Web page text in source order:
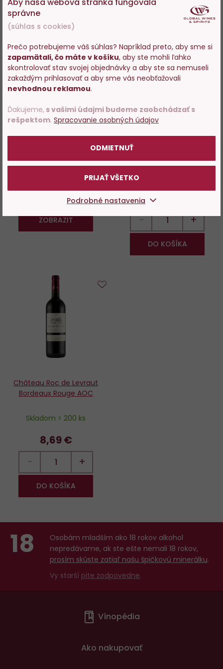
Neprodejné
ZOBRAZIT
Do
obľúbených
233,29 €
− +
DO KOŠÍKA
Château Roc de Levraut
Bordeaux Rouge AOC
Skladom > 200 ks
8,69 €
− +
DO KOŠÍKA
správne
(súhlas s cookies)
Prečo potrebujeme váš súhlas? Napríklad preto, aby sme si
zapamätali, čo máte v košíku, aby ste mohli ľahko
skontrolovať stav svojej objednávky a aby ste sa nemuseli
zakaždým prihlasovať a aby sme vás neobťažovali
nevhodnou reklamou.
Ďakujeme, s vašimi údajmi budeme zaobchádzať s
rešpektom. Spracovanie osobných údajov
ODMIETNUŤ
PRIJAŤ VŠETKO
Podrobné nastavenia
18
Osobám mladším ako 18 rokov alkohol
nepredávame, ak ste ešte nemali 18 rokov,
prosím skúste zatiaľ našu špičkovú minerálku.
Vy starší pite zodpovedne.
Vínopédia
Ako nakupovať
Vstupujete na stránky s
predajom alkoholu. Prosím
potvrďte, že Vám už bolo 18